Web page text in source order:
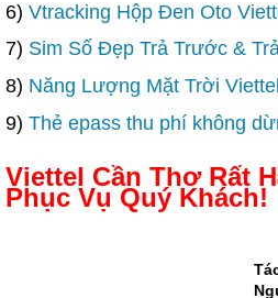
6) Vtracking Hộp Đen Oto
7) Sim Số Đẹp Trả Trước &
8) Năng Lượng Mặt Trời Viettel
9) Thẻ epass thu phí không
Viettel Cần Thơ Rất
Phục Vụ Quý Khách!